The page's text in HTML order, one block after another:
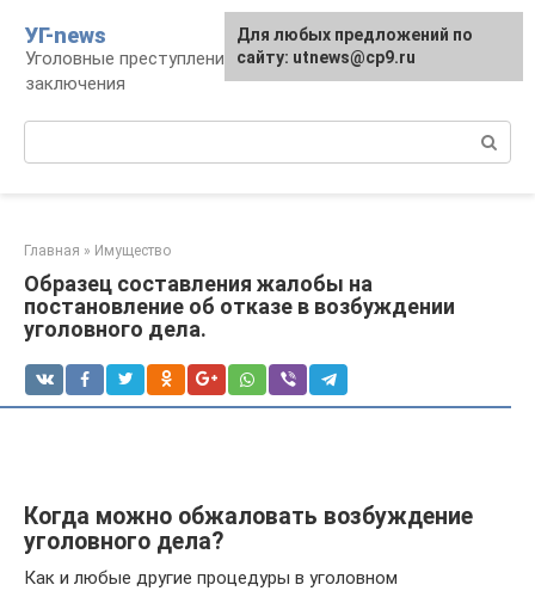
контенту
УГ-news
Уголовные преступления, наказания, места
заключения
Главная » Имущество
Образец составления жалобы на
постановление об отказе в возбуждении
уголовного дела.
Когда можно обжаловать возбуждение
уголовного дела?
Как и любые другие процедуры в уголовном
Для любых предложений по
сайту: utnews@cp9.ru